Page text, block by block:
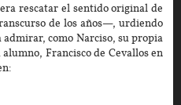
rescatar el sentido original de
de los años—, urdiendo
como Narciso, su propia
Francisco de Cevallos en